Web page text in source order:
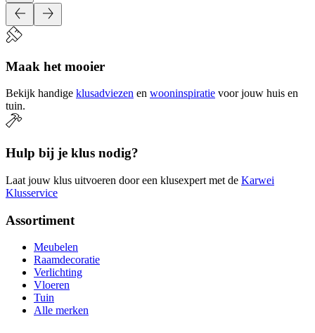
Maak het mooier
Bekijk handige klusadviezen en wooninspiratie voor jouw huis en
tuin.
Hulp bij je klus nodig?
Laat jouw klus uitvoeren door een klusexpert met de Karwei
Klusservice
Assortiment
Meubelen
Raamdecoratie
Verlichting
Vloeren
Tuin
Alle merken